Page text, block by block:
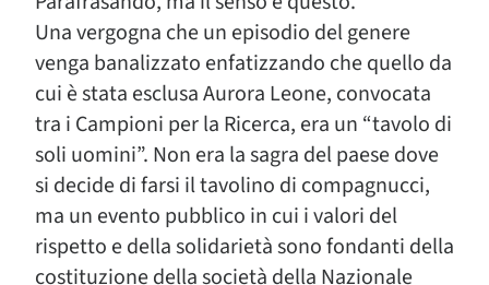
Una vergogna che un episodio del genere
venga banalizzato enfatizzando che quello da
cui è stata esclusa Aurora Leone, convocata
tra i Campioni per la Ricerca, era un “tavolo di
soli uomini”. Non era la sagra del paese dove
si decide di farsi il tavolino di compagnucci,
ma un evento pubblico in cui i valori del
rispetto e della solidarietà sono fondanti della
costituzione della società della Nazionale